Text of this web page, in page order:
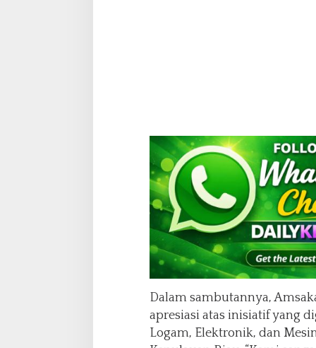
Dalam sambutannya,
apresiasi atas inisiatif yang
Logam, Elektronik, dan